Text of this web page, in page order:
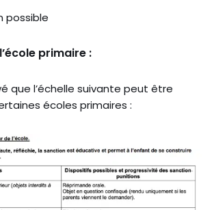
possible
primaire :
que l’échelle suivante peut être
écoles primaires :